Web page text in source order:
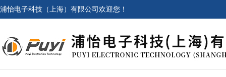
浦怡电子科技（上海）有限公司欢迎您！